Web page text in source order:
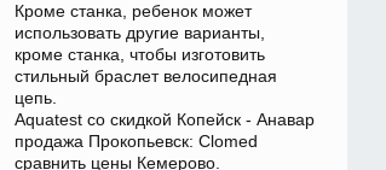
Кроме станка, ребенок может
использовать другие варианты,
кроме станка, чтобы изготовить
стильный браслет велосипедная
цепь.
Aquatest со скидкой Копейск - Анавар
продажа Прокопьевск: Clomed
сравнить цены Кемерово.